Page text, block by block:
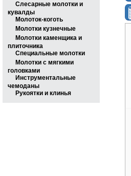
Слесарные молотки и
кувалды
Молоток-коготь
Молотки кузнечные
Молотки каменщика и
плиточника
Специальные молотки
Молотки с мягкими
головками
Инструментальные
чемоданы
Рукоятки и клинья